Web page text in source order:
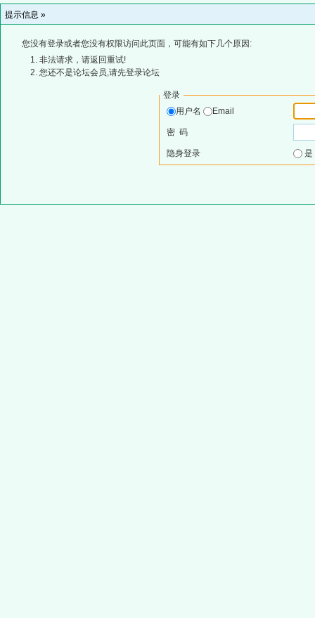
提示信息 »
您没有登录或者您没有权限访问此页面，可能有如下几个原因:
非法请求，请返回重试!
您还不是论坛会员,请先登录论坛
登录
用户名
Email
密 码
隐身登录